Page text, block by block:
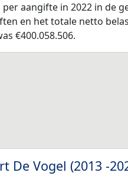
aangifte in 2022 in de
en het totale netto
€400.058.506.
De Vogel (2013 -